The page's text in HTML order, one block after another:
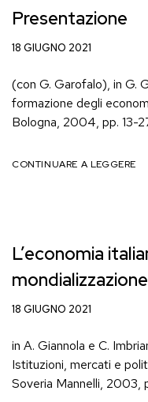
Presentazione
18 GIUGNO 2021
(con G. Garofalo), in G.
formazione degli
Bologna, 2004, pp. 13-
CONTINUARE A LEGGERE
L’economia
mondializzazione
18 GIUGNO 2021
in A. Giannola e C.
Istituzioni, mercati e
Soveria Mannelli, 2003,